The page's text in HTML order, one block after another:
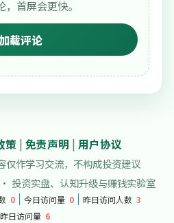
首屏会更快。
加载评论
策 | 免责声明 | 用户协议
仅作学习交流，不构成投资建议
投资实盘、认知升级与赚钱实验室
0 今日访问量 0 昨日访问人数 3
昨日访问量 6